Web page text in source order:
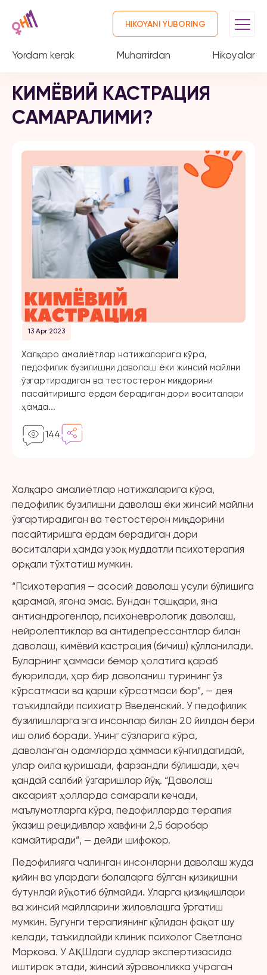
Yordam kerak Muharrirdan Hikoyalar
HIKOYANI YUBORING
КИМЁВИЙ КАСТРАЦИЯ
САМАРАЛИМИ?
13 Apr 2023
Халқаро амалиётлар натижаларига кўра,
педофилик бузилишни даволаш ёки жинсий майлни
ўзгартирадиган ва тестостерон миқдорини
пасайтиришга ёрдам берадиган дори воситалари
ҳамда...
144
Халқаро амалиётлар натижаларига кўра,
педофилик бузилишни даволаш ёки жинсий майлни
ўзгартирадиган ва тестостерон миқдорини
пасайтиришга ёрдам берадиган дори
воситалари ҳамда узоқ муддатли психотерапия
орқали тўхтатиш мумкин.
“Психотерапия — асосий даволаш усули бўлишига
қарамай, ягона эмас. Бундан ташқари, яна
антиандрогенлар, психоневрологик даволаш,
нейролептиклар ва антидепрессантлар билан
даволаш, кимёвий кастрация (бичиш) қўлланилади.
Буларнинг ҳаммаси бемор ҳолатига қараб
буюрилади, ҳар бир даволаниш турининг ўз
кўрсатмаси ва қарши кўрсатмаси бор”, — дея
таъкидлайди психиатр Введенский. У педофилик
бузилишларга эга инсонлар билан 20 йилдан бери
иш олиб боради. Унинг сўзларига кўра,
даволанган одамларда ҳаммаси кўнгилдагидай,
улар оила қуришади, фарзандли бўлишади, ҳеч
қандай салбий ўзгаришлар йўқ. “Даволаш
аксарият ҳолларда самарали кечади,
маълумотларга кўра, педофилларда терапия
ўказиш рецидивлар хавфини 2,5 баробар
камайтиради”, — дейди шифокор.
Педофилияга чалинган инсонларни даволаш жуда
қийин ва улардаги болаларга бўлган қизиқишни
бутунлай йўқотиб бўлмайди. Уларга қизиқишлари
ва жинсий майлларини жиловлашга ўргатиш
мумкин. Бугунги терапиянинг қўлидан фақат шу
келади, таъкидлайди клиник психолог Светлана
Маркова. У АҚШдаги судлар экспертизасида
иштирок этади, жинсий зўравонликка учраган